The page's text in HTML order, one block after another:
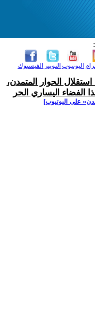
الفيسبوك التويتر اليوتيوب
الحوار المتمدن،
الفضاء اليساري الحر
على اليوتيوب]